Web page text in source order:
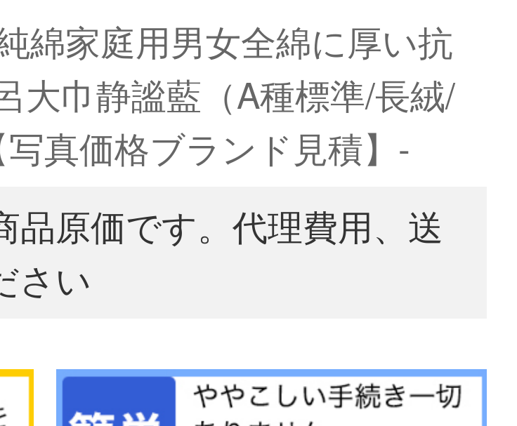
綿家庭用男女全綿に厚い抗
大巾静謐藍（A種標準/長絨/
真価格ブランド見積】-
原価です。代理費用、送
さい